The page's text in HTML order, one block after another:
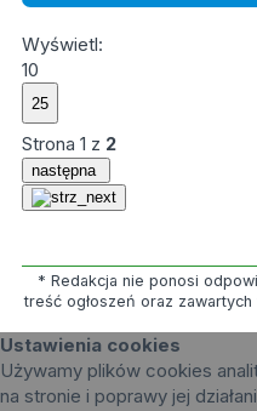
Wyświetl:
10
Strona 1 z 2
następna
* Redakcja nie ponosi
treść ogłoszeń oraz
Ustawienia cookies
Używamy plików cookies
na stronie i poprawy jej